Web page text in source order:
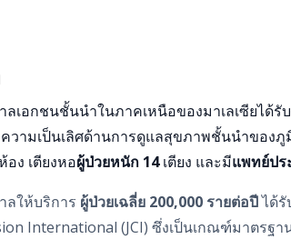
ลเอกชนชั้นนําในภาคเหนือของมาเลเซียได้รั
วามเป็นเลิศด้านการดูแลสุขภาพชั้นนําของภู
ง เตียงหอผู้ป่วยหนัก 14เตียง และมีแพทย์ปร
ลให้บริการ ผู้ป่วยเฉลี่ย 200,000 รายต่อปีได้รั
International (JCI) ซึ่งเป็นเกณฑ์มาตรฐ